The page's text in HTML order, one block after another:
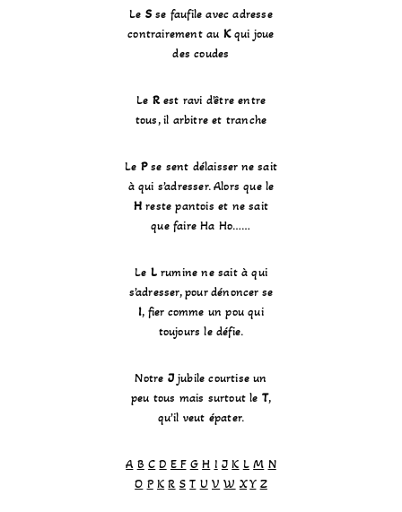
Le S se faufile avec adresse
contrairement au Kqui joue
des coudes
Le Rest ravi d’être entre
tous, il arbitre et tranche
Le Pse sent délaisser ne sait
à qui s’adresser. Alors que le
H reste pantois et ne sait
que faire Ha Ho……
Le Lrumine ne sait à qui
s’adresser, pour dénoncer se
I, fier comme un pou qui
toujours le défie.
Notre Jjubile courtise un
peu tous mais surtout le T,
qu’il veut épater.
A B C D E F G H I J K L M N
O P K R S T U V W XY Z